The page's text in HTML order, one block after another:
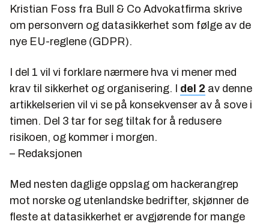
Kristian Foss fra Bull & Co Advokatfirma skrive
om personvern og datasikkerhet som følge av de
nye EU-reglene (GDPR).
I del 1 vil vi forklare nærmere hva vi mener med
krav til sikkerhet og organisering. I del 2 av denne
artikkelserien vil vi se på konsekvenser av å sove i
timen. Del 3 tar for seg tiltak for å redusere
risikoen, og kommer i morgen.
– Redaksjonen
Med nesten daglige oppslag om hackerangrep
mot norske og utenlandske bedrifter, skjønner de
fleste at datasikkerhet er avgjørende for mange